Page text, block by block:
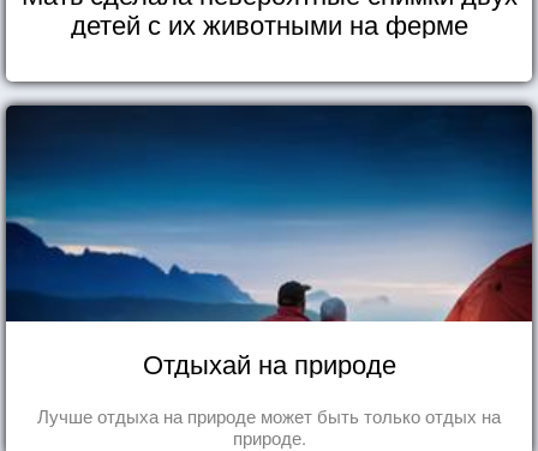
детей с их животными на ферме
Отдыхай на природе
Лучше отдыха на природе может быть только отдых на
природе.